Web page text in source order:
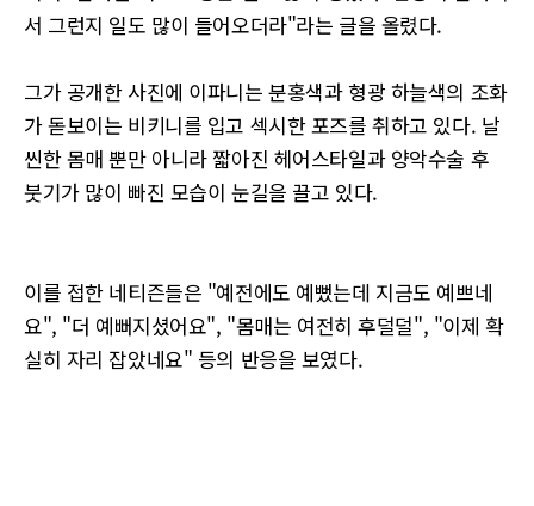
서 그런지 일도 많이 들어오더라"라는 글을 올렸다.
그가 공개한 사진에 이파니는 분홍색과 형광 하늘색의 조화
가 돋보이는 비키니를 입고 섹시한 포즈를 취하고 있다. 날
씬한 몸매 뿐만 아니라 짧아진 헤어스타일과 양악수술 후
붓기가 많이 빠진 모습이 눈길을 끌고 있다.
이를 접한 네티즌들은 "예전에도 예뻤는데 지금도 예쁘네
요", "더 예뻐지셨어요", "몸매는 여전히 후덜덜", "이제 확
실히 자리 잡았네요" 등의 반응을 보였다.